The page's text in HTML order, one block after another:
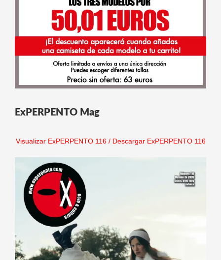
ExPERPENTO Mag
Visualizar ExPERPENTO 116/ Descargar ExPERPENTO 116